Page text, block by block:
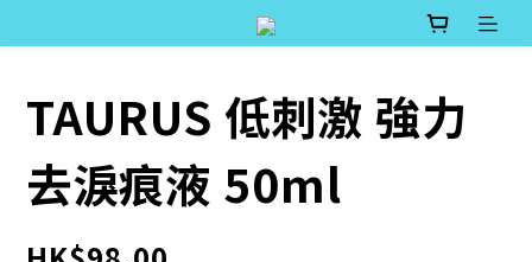
TAURUS 低刺激 強力
去淚痕液 50ml